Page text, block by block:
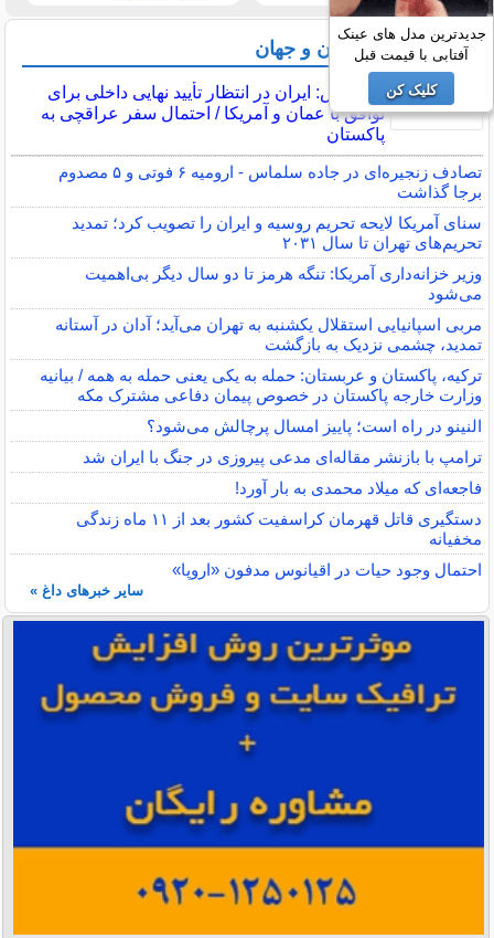
آخرین اخبار ایران و جهان
اکسیوس: ایران در انتظار تأیید نهایی داخلی برای
توافق با عمان و آمریکا / احتمال سفر عراقچی به
پاکستان
تصادف زنجیره‌ای در جاده سلماس - ارومیه ۶ فوتی و ۵ مصدوم
برجا گذاشت
سنای آمریکا لایحه تحریم روسیه و ایران را تصویب کرد؛ تمدید
تحریم‌های تهران تا سال ۲۰۳۱
وزیر خزانه‌داری آمریکا: تنگه هرمز تا دو سال دیگر بی‌اهمیت
می‌شود
مربی اسپانیایی استقلال یکشنبه به تهران می‌آید؛ آدان در آستانه
تمدید، چشمی نزدیک به بازگشت
ترکیه، پاکستان و عربستان: حمله به یکی یعنی حمله به همه / بیانیه
وزارت خارجه پاکستان در خصوص پیمان دفاعی مشترک مکه
النینو در راه است؛ پاییز امسال پرچالش می‌شود؟
ترامپ با بازنشر مقاله‌ای مدعی پیروزی در جنگ با ایران شد
فاجعه‌ای که میلاد محمدی به بار آورد!
دستگیری قاتل قهرمان کراسفیت کشور بعد از ۱۱ ماه زندگی
مخفیانه
احتمال وجود حیات در اقیانوس مدفون «اروپا»
سایر خبرهای داغ »
جدیدترین مدل های عینک
آفتابی با قیمت قبل
کلیک کن